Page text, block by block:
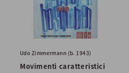
Udo Zimmermann (b. 1943)
Movimenti caratteristici